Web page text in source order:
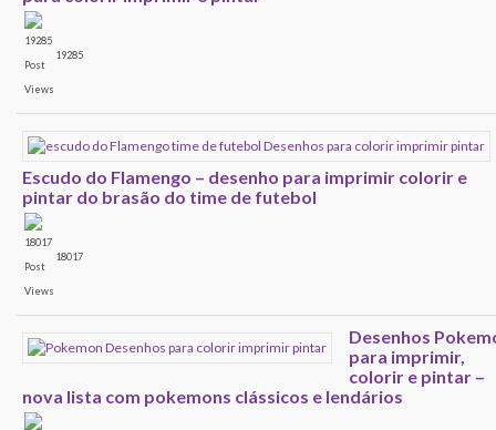
19285
Escudo do Flamengo – desenho para imprimir colorir e
pintar do brasão do time de futebol
18017
Desenhos
para imprimir,
colorir e pintar –
nova lista com pokemons clássicos e lendários